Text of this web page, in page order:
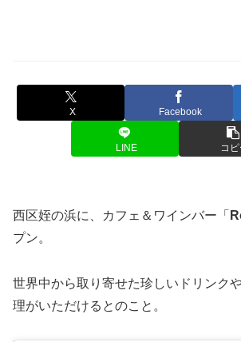
X Facebook
LINE コ
西区姪の浜に、カフェ＆ワインバー「
プン。
世界中から取り寄せた珍しいドリンク
理がいただけるとのこと。